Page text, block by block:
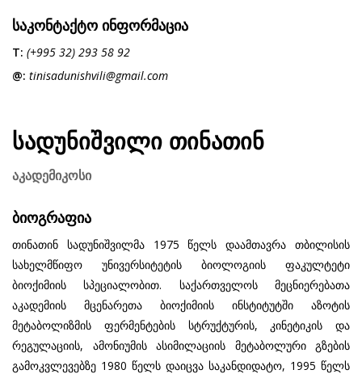
საკონტაქტო ინფორმაცია
T: (+995 32) 293 58 92
@: tinisadunishvili@gmail.com
სადუნიშვილი თინათინ
აკადემიკოსი
ბიოგრაფია
თინათინ სადუნიშვილმა 1975 წელს დაამთავრა თბილისის
სახელმწიფო უნივერსიტეტის ბიოლოგიის ფაკულტეტი
ბიოქიმიის სპეციალობით. საქართველოს მეცნიერებათა
აკადემიის მცენარეთა ბიოქიმიის ინსტიტუტში აზოტის
მეტაბოლიზმის ფერმენტების სტრუქტურის, კინეტიკის და
რეგულაციის, ამონიუმის ასიმილაციის მეტაბოლური გზების
გამოკვლევებზე 1980 წელს დაიცვა საკანდიდატო, 1995 წელს